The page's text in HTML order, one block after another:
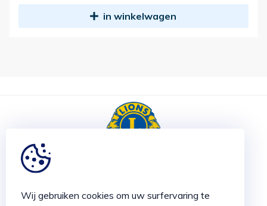
in winkelwagen
Made with by Plenso
Wij gebruiken cookies om uw surfervaring te